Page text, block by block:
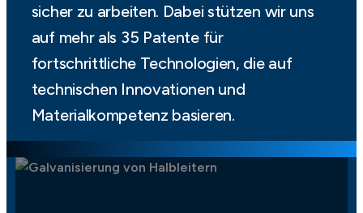
sicher zu arbeiten. Dabei stützen wir uns
auf mehr als 35 Patente für
fortschrittliche Technologien, die auf
technischen Innovationen und
Materialkompetenz basieren.